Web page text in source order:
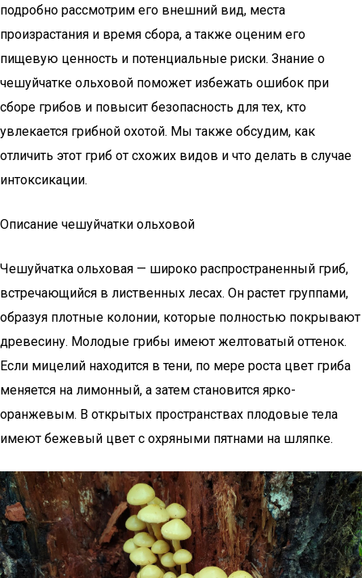
подробно рассмотрим его внешний вид, места
произрастания и время сбора, а также оценим его
пищевую ценность и потенциальные риски. Знание о
чешуйчатке ольховой поможет избежать ошибок при
сборе грибов и повысит безопасность для тех, кто
увлекается грибной охотой. Мы также обсудим, как
отличить этот гриб от схожих видов и что делать в случае
интоксикации.
Описание чешуйчатки ольховой
Чешуйчатка ольховая — широко распространенный гриб,
встречающийся в лиственных лесах. Он растет группами,
образуя плотные колонии, которые полностью покрывают
древесину. Молодые грибы имеют желтоватый оттенок.
Если мицелий находится в тени, по мере роста цвет гриба
меняется на лимонный, а затем становится ярко-
оранжевым. В открытых пространствах плодовые тела
имеют бежевый цвет с охряными пятнами на шляпке.